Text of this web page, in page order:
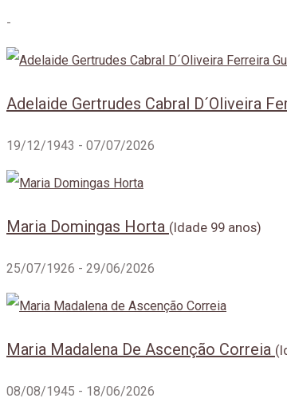
-
Adelaide Gertrudes Cabral D´Oliveira
19/12/1943 - 07/07/2026
Maria Domingas Horta (Idade 99 anos)
25/07/1926 - 29/06/2026
Maria Madalena De Ascenção Correia
08/08/1945 - 18/06/2026